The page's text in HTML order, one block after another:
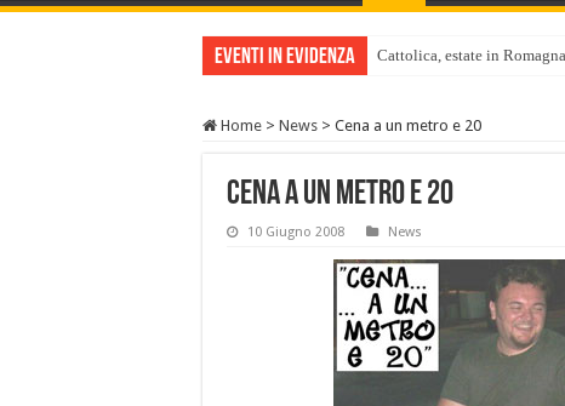
Eventi in Evidenza Cattolica, estate in
Home > News > Cena a un metro e 20
Cena a un metro e 20
10 Giugno 2008 News